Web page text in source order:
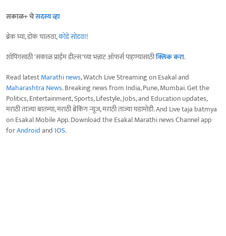
सकाळ+ चेसदस्य व्हा
ब्रेक घ्या, डोकं चालवा,कोडे सोडवा!
शॉपिंगसाठी 'सकाळ प्राईम डील्स'च्या भन्नाट ऑफर्स पाहण्यासाठीक्लिक करा.
Read latestMarathi news, Watch Live Streaming on Esakal and
Maharashtra News. Breaking news from India, Pune, Mumbai. Get the
Politics, Entertainment, Sports, Lifestyle, Jobs, and Education updates,
मराठी ताज्या बातम्या, मराठी ब्रेकिंग न्यूज, मराठी ताज्या घडामोडी. And Live taja batmya
on Esakal Mobile App. Download the Esakal Marathi news Channel app
forAndroidand IOS.